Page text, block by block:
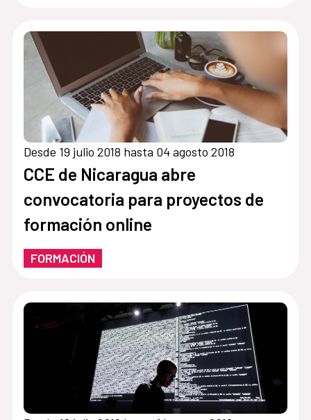
Desde 19 julio 2018 hasta 04 agosto 2018
CCE de Nicaragua abre
convocatoria para proyectos de
formación online
FORMACIÓN